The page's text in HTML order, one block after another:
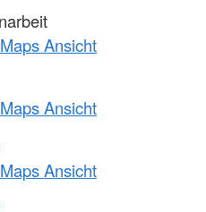
Ansicht
Ansicht
Ansicht